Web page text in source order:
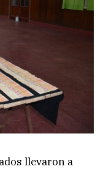
llevaron a